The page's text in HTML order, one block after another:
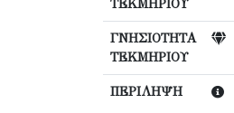
ΤΕΚΜΗΡΙΟΥ
ΓΝΗΣΙΟΤΗΤΑ
ΤΕΚΜΗΡΙΟΥ
ΠΕΡΙΛΗΨΗ